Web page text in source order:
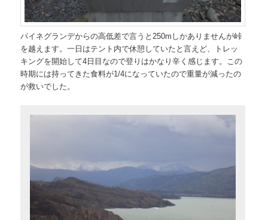
パイネグランデからの高低差で言うと250mしかありませんが峠
を越えます。一日はテント内で休憩していたと言えど、トレッ
キングを開始して4日目なので登りはかなり辛く感じます。この
時期には持ってきた食料が1/4になっていたので重量が減ったの
が救いでした。